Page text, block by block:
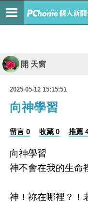
開 天窗
2025-05-12 15:15:51
向神學習
留言 0 收藏 0 推薦
向神學習
神不會在我的生命
神！祢在哪裡？！